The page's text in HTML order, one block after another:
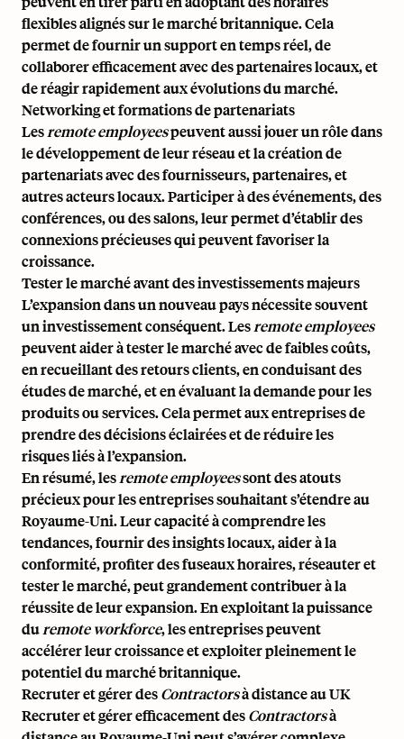
flexibles alignés sur le marché britannique. Cela
permet de fournir un support en temps réel, de
collaborer efficacement avec des partenaires locaux, et
de réagir rapidement aux évolutions du marché.
Networking et formations de partenariats
Lesremote employeespeuvent aussi jouer un rôle dans
le développement de leur réseau et la création de
partenariats avec des fournisseurs, partenaires, et
autres acteurs locaux. Participer à des événements, des
conférences, ou des salons, leur permet d’établir des
connexions précieuses qui peuvent favoriser la
croissance.
Tester le marché avant des investissements majeurs
L’expansion dans un nouveau pays nécessite souvent
un investissement conséquent. Lesremote employees
peuvent aider à tester le marché avec de faibles coûts,
en recueillant des retours clients, en conduisant des
études de marché, et en évaluant la demande pour les
produits ou services. Cela permet aux entreprises de
prendre des décisions éclairées et de réduire les
risques liés à l’expansion.
En résumé, lesremote employeessont des atouts
précieux pour les entreprises souhaitant s’étendre au
Royaume-Uni. Leur capacité à comprendre les
tendances, fournir des insights locaux, aider à la
conformité, profiter des fuseaux horaires, réseauter et
tester le marché, peut grandement contribuer à la
réussite de leur expansion. En exploitant la puissance
duremote workforce, les entreprises peuvent
accélérer leur croissance et exploiter pleinement le
potentiel du marché britannique.
Recruter et gérer desContractorsà distance au UK
Recruter et gérer efficacement desContractorsà